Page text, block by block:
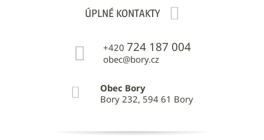
Obec Bory
Bory 232, 594 61 Bory
+420 724 187 004
obec@bory.cz
ÚPLNÉ KONTAKTY